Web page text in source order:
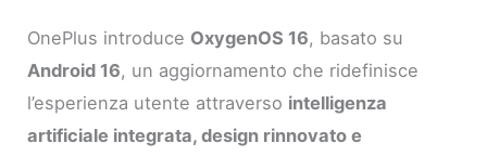
OnePlus introduce OxygenOS 16, basato su
Android 16, un aggiornamento che ridefinisce
l’esperienza utente attraverso intelligenza
artificiale integrata, design rinnovato e